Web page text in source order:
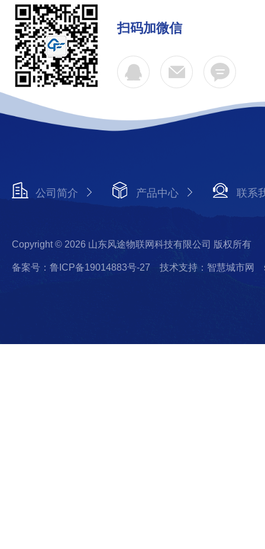
扫码加微信
公司简介 产品中心 联系
Copyright © 2026 山东风途物联网科技有限公司 版权所有
备案号：鲁ICP备19014883号-27 技术支持：智慧城市网